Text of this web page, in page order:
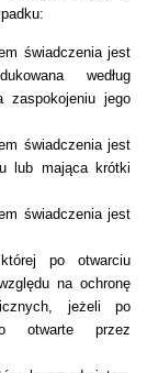
świadczenia jest
według
zaspokojeniu jego
świadczenia jest
lub mająca krótki
świadczenia jest
po otwarciu
na ochronę
jeżeli po
otwarte przez